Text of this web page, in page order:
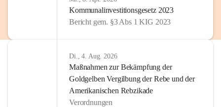
Kommunalinvestitionsgesetz 2023
Bericht gem. §3 Abs 1 KIG 2023
Di., 4. Aug. 2026
Maßnahmen zur Bekämpfung der
Goldgelben Vergilbung der Rebe und der
Amerikanischen Rebzikade
Verordnungen